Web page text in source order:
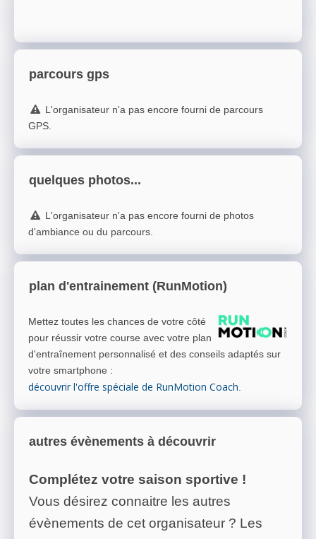
parcours gps
L'organisateur n'a pas encore fourni de parcours
GPS.
quelques photos...
L'organisateur n'a pas encore fourni de photos
d'ambiance ou du parcours.
plan d'entrainement (RunMotion)
Mettez toutes les chances de votre côté
pour réussir votre course avec votre plan
d'entraînement personnalisé et des conseils adaptés sur
votre smartphone :
découvrir l'offre spéciale de RunMotion Coach.
autres évènements à découvrir
Complétez votre saison sportive !
Vous désirez connaitre les autres
évènements de cet organisateur ? Les